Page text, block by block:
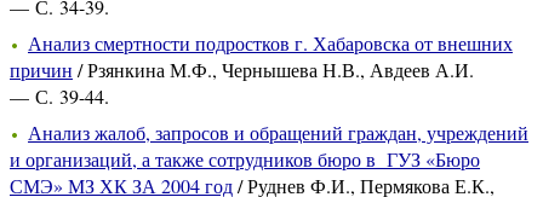
— С. 34-39.
Анализ смертности подростков г. Хабаровска от внешних
причин / Рзянкина М.Ф., Чернышева Н.В., Авдеев А.И.
— С. 39-44.
Анализ жалоб, запросов и обращений граждан, учреждений
и организаций, а также сотрудников бюро в ГУЗ «Бюро
СМЭ» МЗ ХК ЗА 2004 год/ Руднев Ф.И., Пермякова Е.К.,